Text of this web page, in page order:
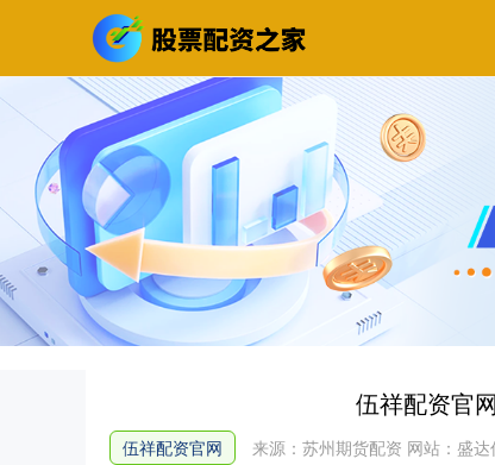
伍祥配资官
伍祥配资官网 来源：苏州期货配资 网站：盛